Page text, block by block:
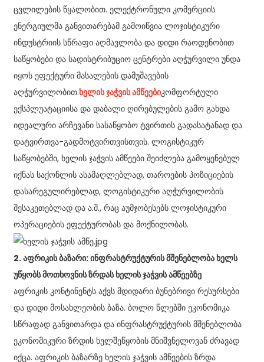
ცვლილების წყალობით. ელექტრონული კომერციის
ენერგიულმა განვითარებამ გამოიწვია ლოჯისტიკური
ინდუსტრიის სწრაფი აღმავლობა და დიდი რაოდენობით
საწყობები და სადისტრიბუციო ცენტრები აღჭურვილი უნდა
იყოს ეფექტური მასალების დამუშავების
აღჭურვილობით.ხელის ჯაჭვის ამწეებიკომფორტული
ექსპლუატაციისა და დაბალი ღირებულების გამო გახდა
იდეალური არჩევანი სასაწყობო ტვირთის გადასატანად და
დატვირთვა-გადმოტვირთვისთვის. ლოგისტიკურ
საწყობებში, ხელის ჯაჭვის ამწეები შეიძლება გამოყენებულ
იქნას საქონლის ასამაღლებლად, თაროების პოზიციების
დასარეგულირებლად, ლოგისტიკური აღჭურვილობის
შესაკეთებლად და ა.შ., რაც აუმჯობესებს ლოჯისტიკური
ოპერაციების ეფექტურობას და მოქნილობას.
2. აფრიკის ბაზარი: ინფრასტრუქტურის მშენებლობა ხელს
უწყობს მოთხოვნის ზრდას ხელის ჯაჭვის ამწეებზე
აფრიკის კონტინენტს აქვს მდიდარი ბუნებრივი რესურსები
და დიდი მოსახლეობის ბაზა. ბოლო წლებში ეკონომიკა
სწრაფად განვითარდა და ინფრასტრუქტურის მშენებლობა
ეკონომიკური ზრდის ხელშეწყობის მნიშვნელოვან ძრავად
იქცა. აფრიკის ბაზარზე ხელის ჯაჭვის ამწეების ზრდა